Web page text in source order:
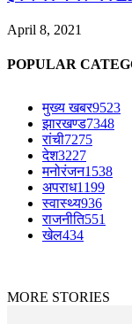
April 8, 2021
POPULAR
मुख्य खबर9523
झारखण्ड7348
रांची7275
देश3227
मनोरंजन1538
अपराध1199
स्वास्थ्य936
राजनीति551
खेल434
MORE STORIES